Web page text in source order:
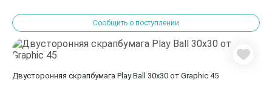
Сообщить о поступлении
Двусторонняя скрапбумага Play Ball 30x30 от Graphic 45